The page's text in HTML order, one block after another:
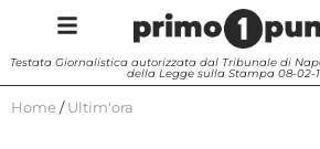
Testata Giornalistica autorizzata dal Tribunale di
della Legge sulla Stampa 08-02-
Home / Ultim'ora